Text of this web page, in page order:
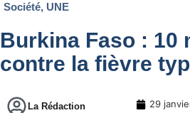
Société, UNE
Burkina Faso : 10
contre la fièvre
La Rédaction 29